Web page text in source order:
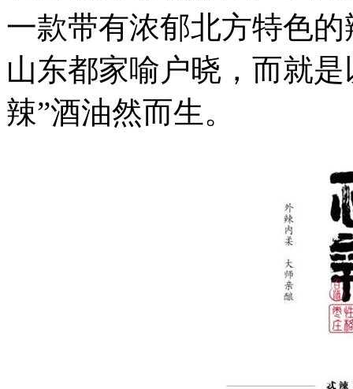
一款带有浓郁北方特色
山东都家喻户晓，而就
辣”酒油然而生。